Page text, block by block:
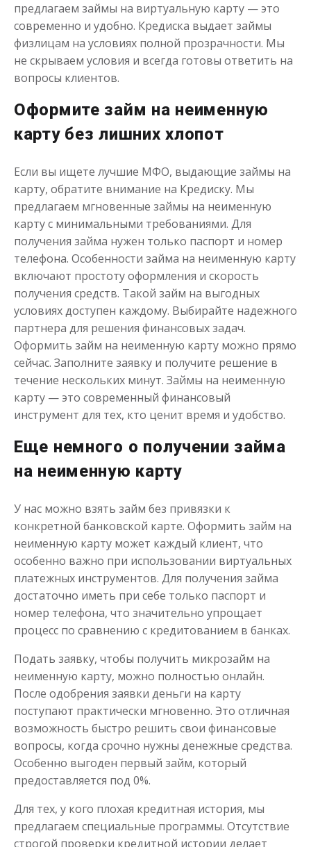
предлагаем займы на виртуальную карту — это
современно и удобно. Кредиска выдает займы
физлицам на условиях полной прозрачности. Мы
не скрываем условия и всегда готовы ответить на
вопросы клиентов.
Оформите займ на неименную
карту без лишних хлопот
Если вы ищете лучшие МФО, выдающие займы на
карту, обратите внимание на Кредиску. Мы
предлагаем мгновенные займы на неименную
карту с минимальными требованиями. Для
получения займа нужен только паспорт и номер
телефона. Особенности займа на неименную карту
включают простоту оформления и скорость
получения средств. Такой займ на выгодных
условиях доступен каждому. Выбирайте надежного
партнера для решения финансовых задач.
Оформить займ на неименную карту можно прямо
сейчас. Заполните заявку и получите решение в
течение нескольких минут. Займы на неименную
карту — это современный финансовый
инструмент для тех, кто ценит время и удобство.
Еще немного о получении займа
на неименную карту
У нас можно взять займ без привязки к
конкретной банковской карте. Оформить займ на
неименную карту может каждый клиент, что
особенно важно при использовании виртуальных
платежных инструментов. Для получения займа
достаточно иметь при себе только паспорт и
номер телефона, что значительно упрощает
процесс по сравнению с кредитованием в банках.
Подать заявку, чтобы получить микрозайм на
неименную карту, можно полностью онлайн.
После одобрения заявки деньги на карту
поступают практически мгновенно. Это отличная
возможность быстро решить свои финансовые
вопросы, когда срочно нужны денежные средства.
Особенно выгоден первый займ, который
предоставляется под 0%.
Для тех, у кого плохая кредитная история, мы
предлагаем специальные программы. Отсутствие
строгой проверки кредитной истории делает